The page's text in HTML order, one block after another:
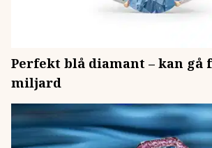
Perfekt blå diamant – kan gå
miljard